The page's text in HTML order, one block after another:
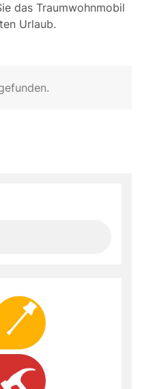
das Traumwohnmobil
Urlaub.